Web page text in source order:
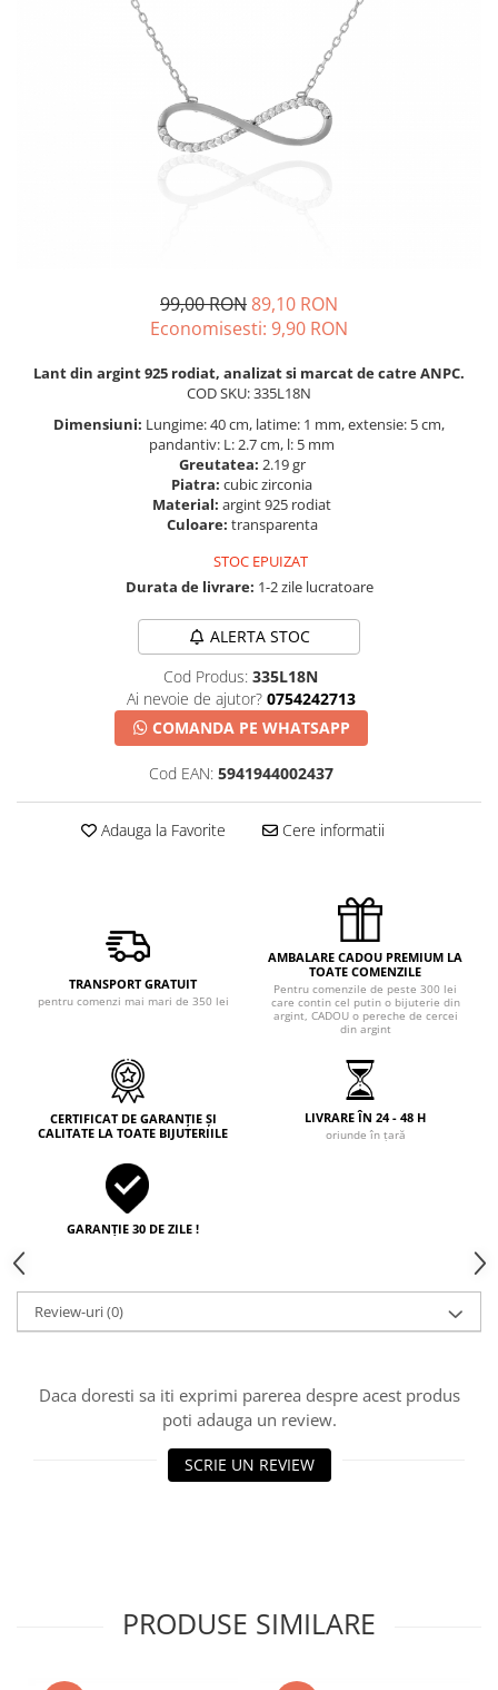
BRATARA TIP ROZARIU
LANTURI TIP ROZARIU
99,00 RON89,10 RON
Economisesti: 9,90 RON
Lant din argint 925 rodiat, analizat si marcat de catre ANPC.
COD SKU: 335L18N
Dimensiuni: Lungime: 40 cm, latime: 1 mm, extensie: 5 cm,
pandantiv: L: 2.7 cm, l: 5 mm
Greutatea: 2.19 gr
Piatra: cubic zirconia
Material: argint 925 rodiat
Culoare: transparenta
STOC EPUIZAT
Durata de livrare: 1-2 zile lucratoare
ALERTA STOC
Cod Produs: 335L18N
Ai nevoie de ajutor? 0754242713
COMANDA PE WHATSAPP
Cod EAN: 5941944002437
Adauga la Favorite Cere informatii
TRANSPORT GRATUIT
pentru comenzi mai mari de 350 lei
AMBALARE CADOU PREMIUM LA
TOATE COMENZILE
Pentru comenzile de peste 300 lei
care contin cel putin o bijuterie din
argint, CADOU o pereche de cercei
din argint
CERTIFICAT DE GARANȚIE ȘI
CALITATE LA TOATE BIJUTERIILE
LIVRARE ÎN 24 - 48 H
oriunde în țară
GARANȚIE 30 DE ZILE !
Review-uri(0)
Daca doresti sa iti exprimi parerea despre acest produs
poti adauga un review.
SCRIE UN REVIEW
PRODUSE SIMILARE